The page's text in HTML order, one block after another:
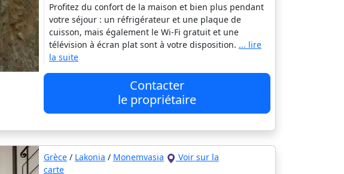
Profitez du confort de la maison et bien plus pendant
votre séjour : un réfrigérateur et une plaque de
cuisson, mais également le Wi-Fi gratuit et une
télévision à écran plat sont à votre disposition. ... lire
la suite
Contacter
le propriétaire
Grèce / Lakonia / Monemvasia
Voir sur la
carte